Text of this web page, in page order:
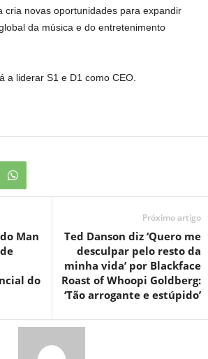
cria novas oportunidades para expandir
da música e do entretenimento
a liderar S1 e D1 como CEO.
Man
do
Próximo artigo
Ted Danson diz ‘Quero me
desculpar pelo resto da
minha vida’ por Blackface
Roast of Whoopi Goldberg:
‘Tão arrogante e estúpido’